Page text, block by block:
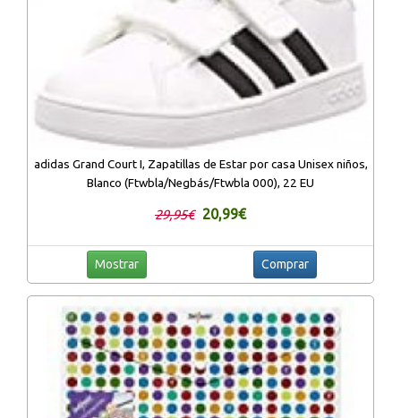
adidas Grand Court I, Zapatillas de Estar por casa Unisex niños,
Blanco (Ftwbla/Negbás/Ftwbla 000), 22 EU
29,95€ 20,99€
Mostrar Comprar